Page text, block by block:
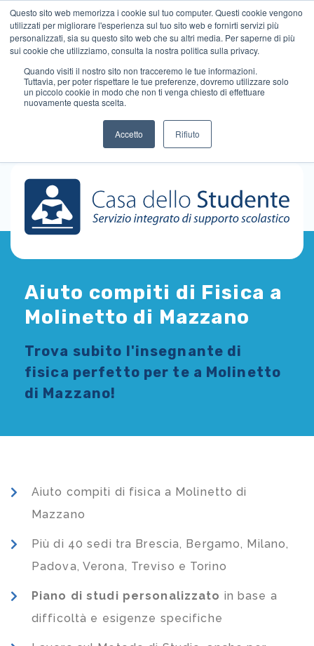
Questo sito web memorizza i cookie sul tuo computer. Questi cookie vengono
utilizzati per migliorare l'esperienza sul tuo sito web e fornirti servizi più
personalizzati, sia su questo sito web che su altri media. Per saperne di più
sui cookie che utilizziamo, consulta la nostra politica sulla privacy.
Quando visiti il ​​nostro sito non tracceremo le tue informazioni.
Tuttavia, per poter rispettare le tue preferenze, dovremo utilizzare solo
un piccolo cookie in modo che non ti venga chiesto di effettuare
nuovamente questa scelta.
Accetto Rifiuto
Aiuto compiti di Fisica a
Molinetto di Mazzano
Trova subito l'insegnante di
fisica perfetto per te a Molinetto
di Mazzano!
Aiuto compiti di fisica a Molinetto di
Mazzano
Più di 40 sedi tra Brescia, Bergamo, Milano,
Padova, Verona, Treviso e Torino
Piano di studi personalizzato in base a
difficoltà e esigenze specifiche